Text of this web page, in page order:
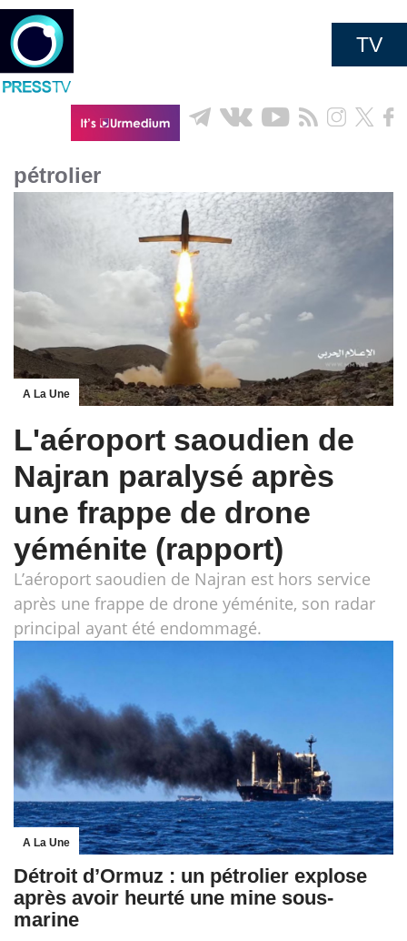
TV
pétrolier
A La Une
L'aéroport saoudien de
Najran paralysé après
une frappe de drone
yéménite (rapport)
L’aéroport saoudien de Najran est hors service
après une frappe de drone yéménite, son radar
principal ayant été endommagé.
A La Une
Détroit d’Ormuz : un pétrolier explose
après avoir heurté une mine sous-
marine